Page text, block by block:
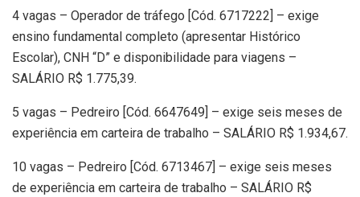
4 vagas – Operador de tráfego [Cód. 6717222] – exige
ensino fundamental completo (apresentar Histórico
Escolar), CNH “D” e disponibilidade para viagens –
SALÁRIO R$ 1.775,39.
5 vagas – Pedreiro [Cód. 6647649] – exige seis meses de
experiência em carteira de trabalho – SALÁRIO R$ 1.934,67.
10 vagas – Pedreiro [Cód. 6713467] – exige seis meses
de experiência em carteira de trabalho – SALÁRIO R$